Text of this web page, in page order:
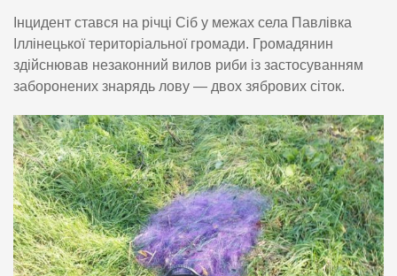
Інцидент стався на річці Сіб у межах села Павлівка
Іллінецької територіальної громади. Громадянин
здійснював незаконний вилов риби із застосуванням
заборонених знарядь лову — двох зябрових сіток.